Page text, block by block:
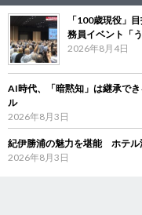
「100歳現役」
務員イベント「
2026年8月4日
AI時代、「暗黙知」は継承で
ル
2026年8月3日
紀伊勝浦の魅力を堪能 ホテル
2026年8月3日